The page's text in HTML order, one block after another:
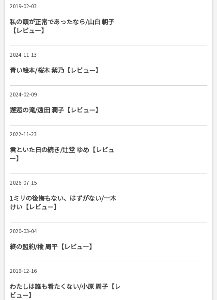
2019-02-03
私の頭が正常であったなら/山白 朝子
【レビュー】
2024-11-13
青い絵本/桜木 紫乃【レビュー】
2024-02-09
邂逅の滝/遠田 潤子【レビュー】
2022-11-23
君といた日の続き/辻堂 ゆめ【レビュ
ー】
2026-07-15
1ミリの後悔もない、はずがない/一木
けい【レビュー】
2020-03-04
終の盟約/楡 周平【レビュー】
2019-12-16
わたしは誰も看たくない/小原 周子【レ
ビュー】